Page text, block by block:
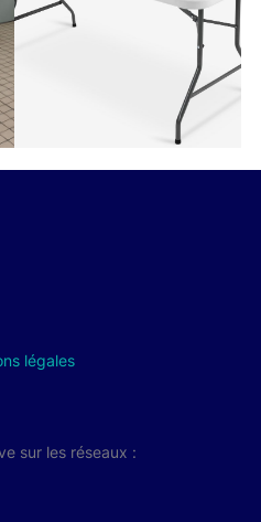
légales
sur les réseaux :